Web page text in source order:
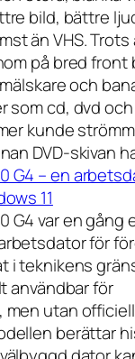
bild, bättre
än VHS.
på bred front
och
som cd, dvd och
kunde
DVD-skivan
G4 – en
11
G4 var en gång
för
i teknikens
användbar för
men utan
berättar